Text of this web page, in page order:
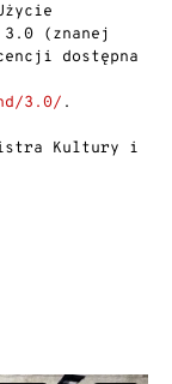
3.0 (znanej
dostępna
3.0/ .
Kultury i